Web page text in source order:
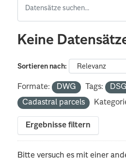
Keine
Sortieren nach
Formate: DWG Tags:
Cadastral parcels
Ergebnisse filtern
Bitte versuch es mit einer